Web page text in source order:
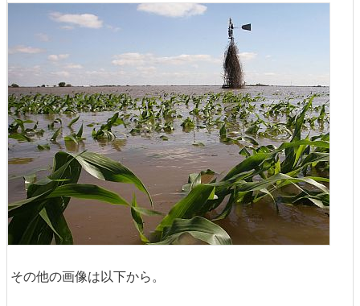
その他の画像は以下から。